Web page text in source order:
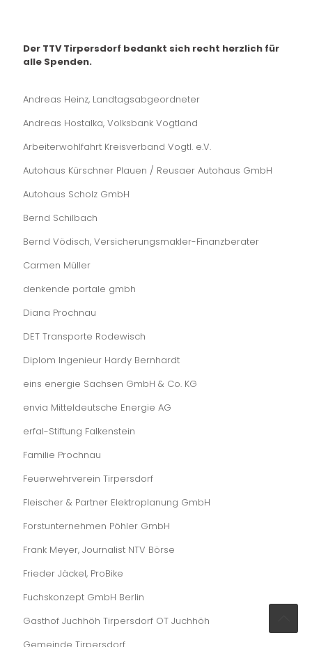
Der TTV Tirpersdorf bedankt sich recht herzlich für
alle Spenden.
Andreas Heinz, Landtagsabgeordneter
Andreas Hostalka, Volksbank Vogtland
Arbeiterwohlfahrt Kreisverband Vogtl. e.V.
Autohaus Kürschner Plauen / Reusaer Autohaus GmbH
Autohaus Scholz GmbH
Bernd Schilbach
Bernd Vödisch, Versicherungsmakler-Finanzberater
Carmen Müller
denkende portale gmbh
Diana Prochnau
DET Transporte Rodewisch
Diplom Ingenieur Hardy Bernhardt
eins energie Sachsen GmbH & Co. KG
envia Mitteldeutsche Energie AG
erfal-Stiftung Falkenstein
Familie Prochnau
Feuerwehrverein Tirpersdorf
Fleischer & Partner Elektroplanung GmbH
Forstunternehmen Pöhler GmbH
Frank Meyer, Journalist NTV Börse
Frieder Jäckel, ProBike
Fuchskonzept GmbH Berlin
Gasthof Juchhöh Tirpersdorf OT Juchhöh
Gemeinde Tirpersdorf